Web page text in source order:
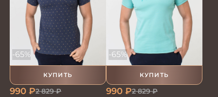
КУПИТЬ
-65%
990 ₽2 829₽
КУПИТЬ
-65%
990 ₽2 829₽